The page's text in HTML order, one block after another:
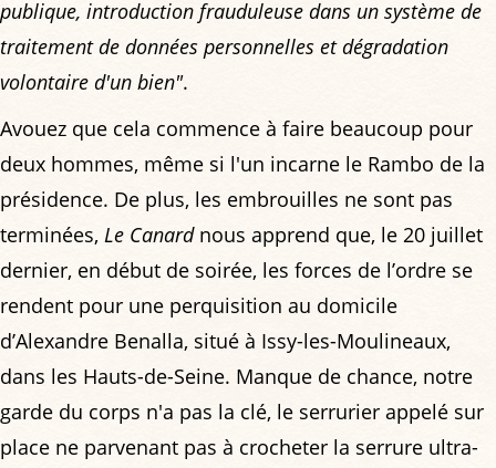
publique, introduction frauduleuse dans un système de
traitement de données personnelles et dégradation
volontaire d'un bien".
Avouez que cela commence à faire beaucoup pour
deux hommes, même si l'un incarne le Rambo de la
présidence. De plus, les embrouilles ne sont pas
terminées, Le Canardnous apprend que, le 20 juillet
dernier, en début de soirée, les forces de l’ordre se
rendent pour une perquisition au domicile
d’Alexandre Benalla, situé à Issy-les-Moulineaux,
dans les Hauts-de-Seine. Manque de chance, notre
garde du corps n'a pas la clé, le serrurier appelé sur
place ne parvenant pas à crocheter la serrure ultra-